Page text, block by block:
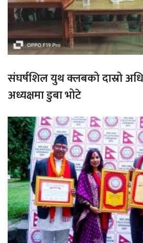
संघर्षशिल युथ क्लबको दास्रो
अध्यक्षमा डुबा भोटे